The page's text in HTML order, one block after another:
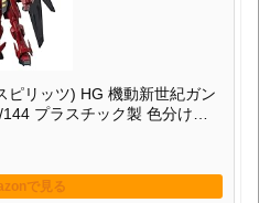
ピリッツ) HG 機動新世紀ガン
プラスチック製 色分け済